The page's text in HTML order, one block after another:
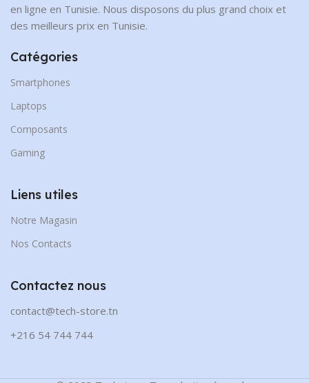
en ligne en Tunisie. Nous disposons du plus grand choix et
des meilleurs prix en Tunisie.
Catégories
Smartphones
Laptops
Composants
Gaming
Liens utiles
Notre Magasin
Nos Contacts
Contactez nous
contact@tech-store.tn
+216 54 744 744